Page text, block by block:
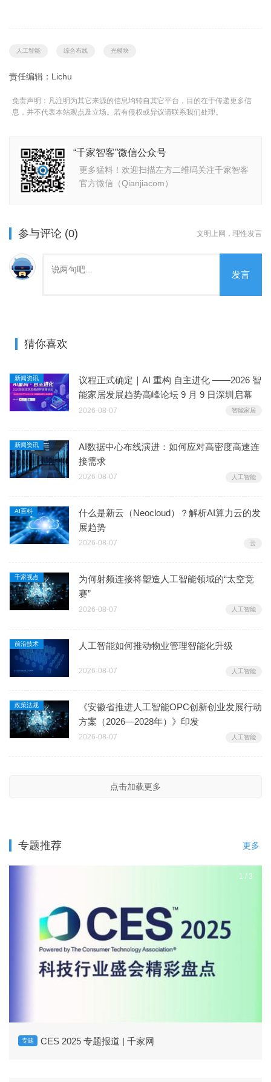
人工智能 综合布线 光模块
责任编辑：Lichu
免责声明：凡注明为其它来源的信息均转自其它平台，目的在于传递更多信
息，并不代表本站观点及立场。若有侵权或异议请联系我们处理。
“千家智客”微信公众号
更多猛料！欢迎扫描左方二维码关注千家智客
官方微信（Qianjiacom）
参与评论 (0) 文明上网，理性发言
发言
猜你喜欢
新闻资讯
议程正式确定｜AI 重构 自主进化 ——2026 智
能家居发展趋势高峰论坛 9 月 9 日深圳启幕
2026-08-07 智能家居
新闻资讯
AI数据中心布线演进：如何应对高密度高速连
接需求
2026-08-07 人工智能
AI百科
什么是新云（Neocloud）？解析AI算力云的发
展趋势
2026-08-07 云
千家视点
为何射频连接将塑造人工智能领域的“太空竞
赛”
2026-08-07 人工智能
前沿技术 人工智能如何推动物业管理智能化升级
2026-08-07 人工智能
政策法规
《安徽省推进人工智能OPC创新创业发展行动
方案（2026—2028年）》印发
2026-08-07 人工智能
点击加载更多
专题推荐 更多
专题 CES 2025 专题报道 | 千家网
1 / 3